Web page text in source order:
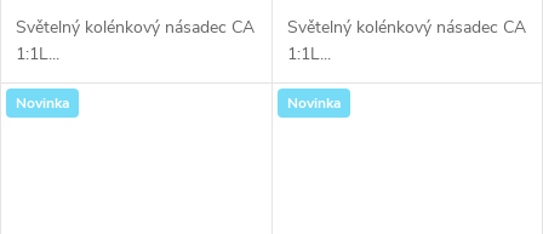
Světelný kolénkový násadec CA
1:1L...
Světelný kolénkový násadec CA
1:1L...
Novinka Novinka